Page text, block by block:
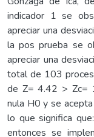
indicador 1 se
apreciar una
la pos prueba se
apreciar una
total de 103
de Z= 4.42 > Zc=
nula H0 y se
lo que significa
entonces se